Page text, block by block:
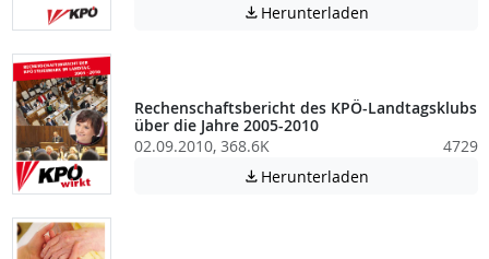
 Herunterladen
Rechenschaftsbericht des KPÖ-Landtagsklubs
über die Jahre 2005-2010
02.09.2010, 368.6K
4729
 Herunterladen